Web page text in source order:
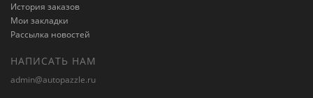
История заказов
Мои закладки
Рассылка новостей
НАПИСАТЬ НАМ
admin@autopazzle.ru